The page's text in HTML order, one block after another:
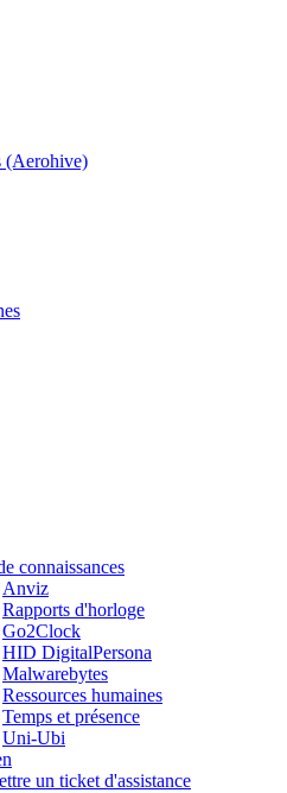
(Aerohive)
connaissances
Anviz
Rapports d'horloge
Go2Clock
HID DigitalPersona
Malwarebytes
Ressources humaines
Temps et présence
Uni-Ubi
un ticket d'assistance